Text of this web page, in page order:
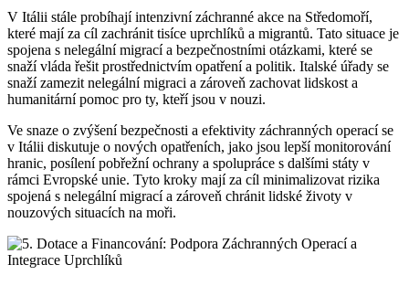
V Itálii stále probíhají intenzivní záchranné akce na Středomoří,
které mají za cíl zachránit tisíce uprchlíků a migrantů. Tato situace je
spojena s nelegální migrací a bezpečnostními otázkami, které se
snaží vláda řešit prostřednictvím opatření a politik. Italské úřady se
snaží zamezit nelegální migraci a zároveň zachovat lidskost a
humanitární pomoc pro ty, kteří jsou v nouzi.
Ve snaze o zvýšení bezpečnosti a efektivity záchranných operací se
v Itálii diskutuje o nových opatřeních, jako jsou lepší monitorování
hranic, posílení pobřežní ochrany a spolupráce s dalšími státy v
rámci Evropské unie. Tyto kroky mají za cíl minimalizovat rizika
spojená s nelegální migrací a zároveň chránit lidské životy v
nouzových situacích na moři.